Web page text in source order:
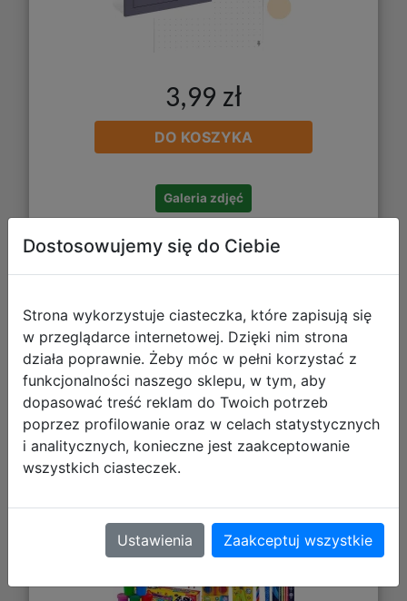
3,99 zł
DO KOSZYKA
Galeria zdjęć
Astra Astrino Wyprawka Szkolna Dla
Klas 1-3 601122003
Dostosowujemy się do Ciebie
Strona wykorzystuje ciasteczka, które zapisują się
w przeglądarce internetowej. Dzięki nim strona
działa poprawnie. Żeby móc w pełni korzystać z
funkcjonalności naszego sklepu, w tym, aby
dopasować treść reklam do Twoich potrzeb
poprzez profilowanie oraz w celach statystycznych
i analitycznych, konieczne jest zaakceptowanie
wszystkich ciasteczek.
Ustawienia Zaakceptuj wszystkie